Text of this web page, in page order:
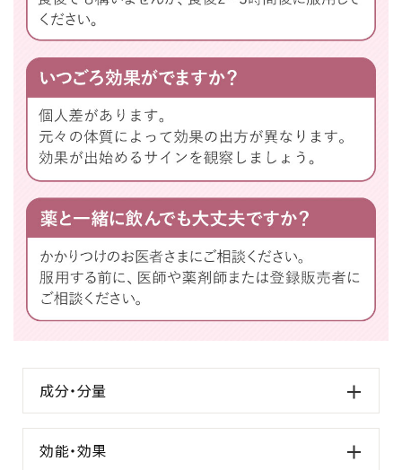
成分・分量
効能・効果